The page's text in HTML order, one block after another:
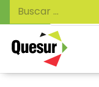
de
productos
Buscar: